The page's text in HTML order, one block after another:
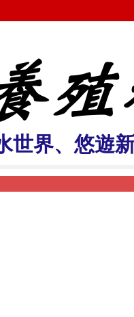
世界、悠遊